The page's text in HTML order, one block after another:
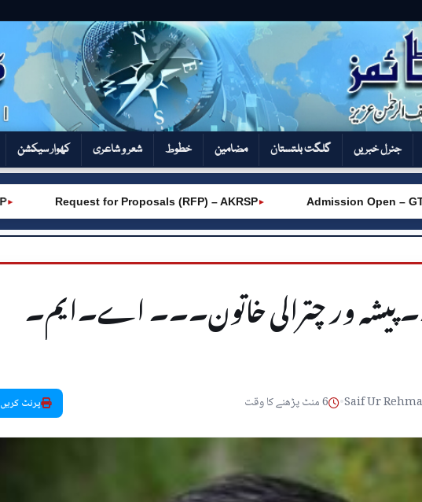
جنرل خبریں گلگت بلتستان مضامین خطوط شعر و شاعری کھوار سیکشن‎
Admission Open – GTVC (W)
►
Request for Proposals (RFP) – AKRSP
ور چترالی خاتون۔۔۔ اے۔ایم۔
Saif Ur
• 6 منٹ پڑھنے کا وقت پرنٹ کریں